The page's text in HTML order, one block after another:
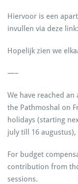
Hiervoor is een
invullen via deze
Hopelijk zien we
—–
We have reached
the Pathmoshal on
holidays (starting
july till 16 augustus),
For budget
contribution from
sessions.